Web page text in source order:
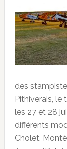
des
Pithiverais,
les 27 et 28
différents
Cholet,